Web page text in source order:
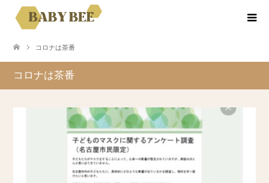
コロナは茶番
コロナは茶番